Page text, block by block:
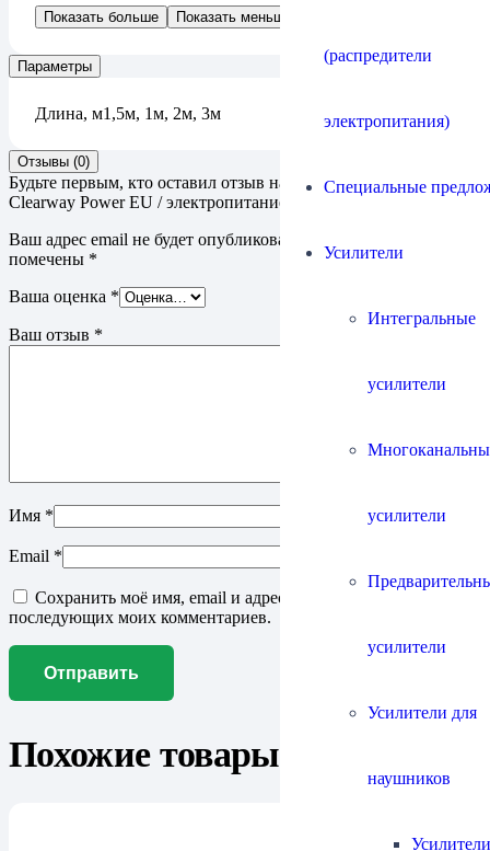
(распредители
электропитания)
Специальные
Усилители
Интегральные
усилители
усилители
усилители
Усилители для
наушников
Показать больше Показать меньше
Параметры
Длина, м1,5м, 1м, 2м, 3м
Отзывы (0)
Будьте первым, кто оставил отзыв на “Кабель Chord Company
Clearway Power EU / электропитание”
Ваш адрес email не будет опубликован.
помечены *
Ваша оценка *
Ваш отзыв *
Имя *
Email *
Сохранить моё имя, email и адрес сайта в этом браузере для
последующих моих комментариев.
Похожие товары